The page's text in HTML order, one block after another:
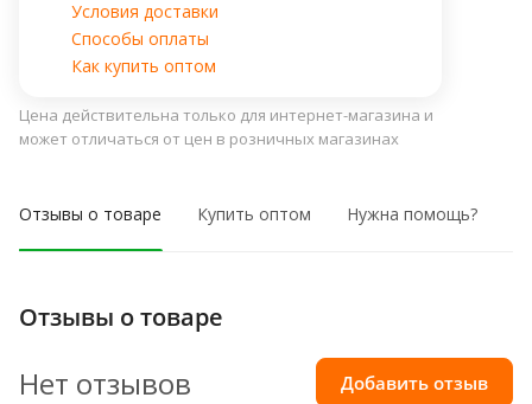
Условия доставки
Способы оплаты
Как купить оптом
Цена действительна только для интернет-магазина и
может отличаться от цен в розничных магазинах
Отзывы о товаре Купить оптом Нужна помощь?
Отзывы о товаре
Нет отзывов Добавить отзыв